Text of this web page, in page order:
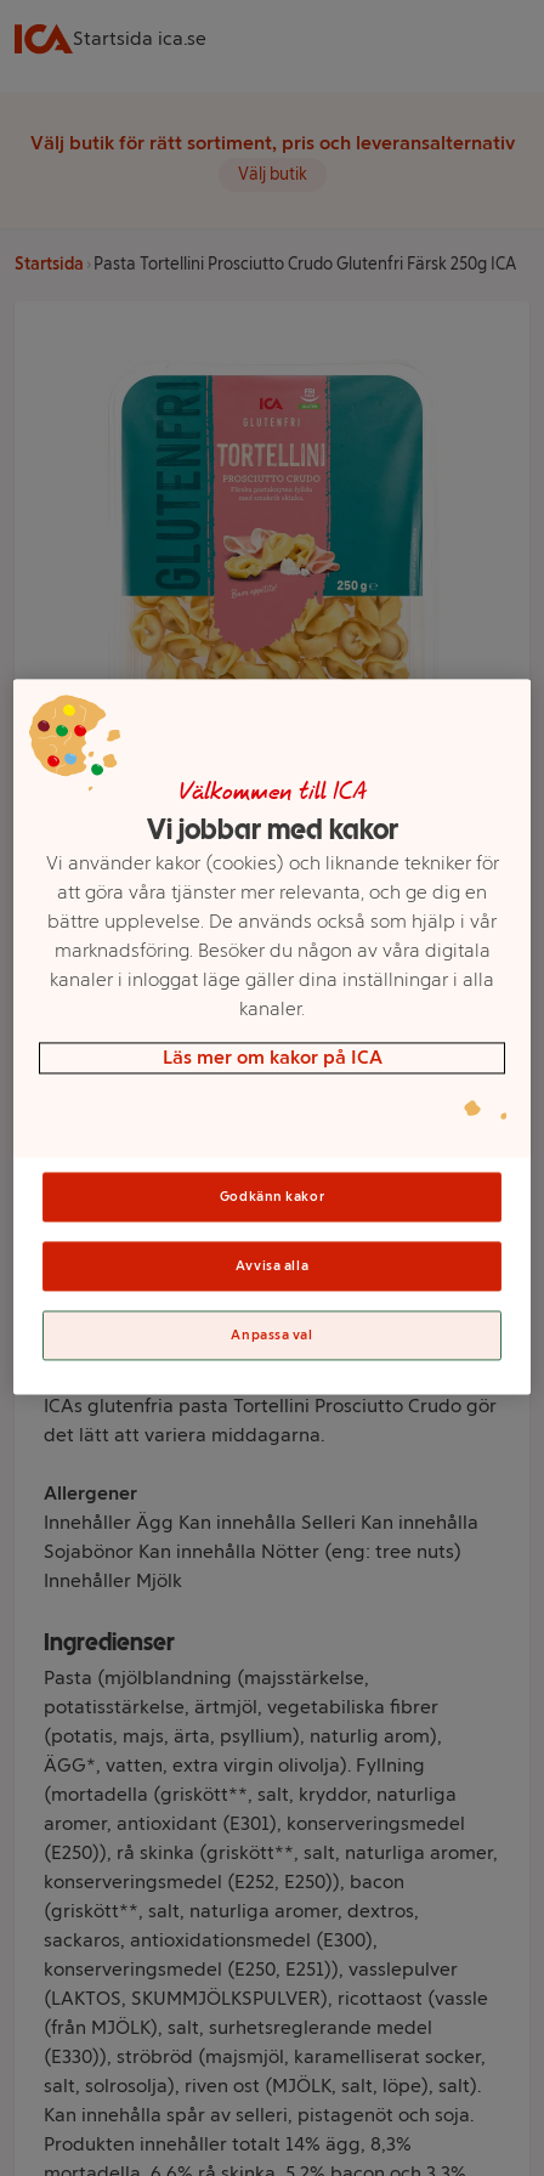
Startsida ica.se
Välj butik för rätt sortiment, pris och leveransalternativ
Välj butik
Startsida Pasta Tortellini Prosciutto Crudo Glutenfri Färsk 250g ICA
Pasta Tortellini
Prosciutto Crudo
250g ICA
ICA
Produktinformation
ICAs glutenfria pasta Tortellini Prosciutto Crudo gör
det lätt att variera middagarna.
Allergener
Innehåller Ägg Kan innehålla Selleri Kan innehålla
Sojabönor Kan innehålla Nötter (eng: tree nuts)
Innehåller Mjölk
Ingredienser
Pasta (mjölblandning (majsstärkelse,
potatisstärkelse, ärtmjöl, vegetabiliska fibrer
(potatis, majs, ärta, psyllium), naturlig arom),
ÄGG*, vatten, extra virgin olivolja). Fyllning
(mortadella (griskött**, salt, kryddor, naturliga
aromer, antioxidant (E301), konserveringsmedel
(E250)), rå skinka (griskött**, salt, naturliga aromer,
konserveringsmedel (E252, E250)), bacon
(griskött**, salt, naturliga aromer, dextros,
sackaros, antioxidationsmedel (E300),
konserveringsmedel (E250, E251)), vasslepulver
(LAKTOS, SKUMMJÖLKSPULVER), ricottaost (vassle
(från MJÖLK), salt, surhetsreglerande medel
(E330)), ströbröd (majsmjöl, karamelliserat socker,
salt, solrosolja), riven ost (MJÖLK, salt, löpe), salt).
Kan innehålla spår av selleri, pistagenöt och soja.
Produkten innehåller totalt 14% ägg, 8,3%
Välj butik och handla
Sortimentet kan variera mellan butikerna
Välkommen till ICA
Vi jobbar med kakor
Vi använder kakor (cookies) och liknande tekniker för
att göra våra tjänster mer relevanta, och ge dig en
bättre upplevelse. De används också som hjälp i vår
marknadsföring. Besöker du någon av våra digitala
kanaler i inloggat läge gäller dina inställningar i alla
kanaler.
Läs mer om kakor på ICA
Godkänn kakor
Avvisa alla
Anpassa val